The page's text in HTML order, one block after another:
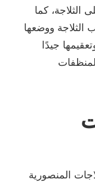
الثلاجة، كما
ووضعها
جيدًا
المنصورية